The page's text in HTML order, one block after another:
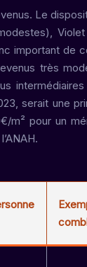
Le
important de
très
serait une
m² pour un